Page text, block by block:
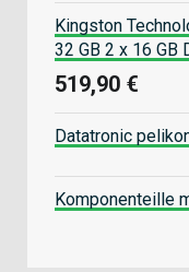
Kingston
32 GB 2 x 16 GB
519,90 €
Datatronic
Komponenteille